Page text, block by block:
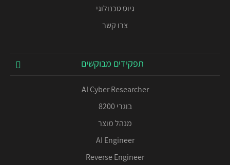
גיוס טכנולוגי
צרו קשר
תפקידים מבוקשים
AI Cyber Researcher
בוגרי 8200
מנהל מוצר
AI Engineer
Reverse Engineer